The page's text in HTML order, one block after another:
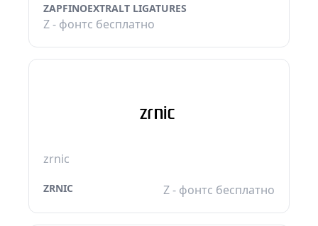
ZAPFINOEXTRALT LIGATURES
Z - фонтс бесплатно
zrnic
ZRNIC Z - фонтс бесплатно